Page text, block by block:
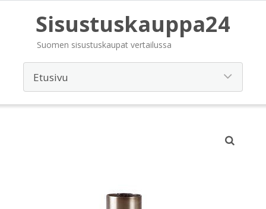
Sisustuskauppa24
Suomen sisustuskaupat vertailussa